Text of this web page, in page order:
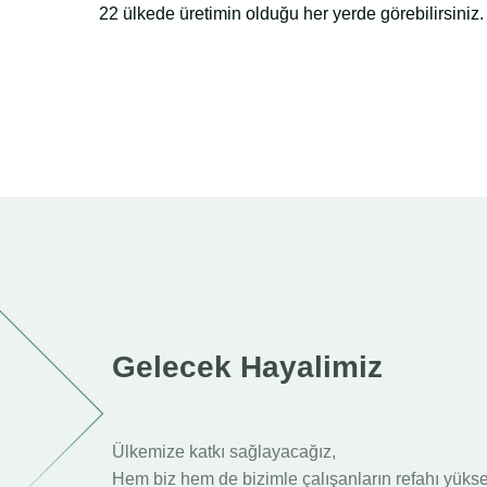
22 ülkede üretimin olduğu her yerde görebilirsiniz.
Gelecek Hayalimiz
Ülkemize katkı sağlayacağız,
Hem biz hem de bizimle çalışanların refahı